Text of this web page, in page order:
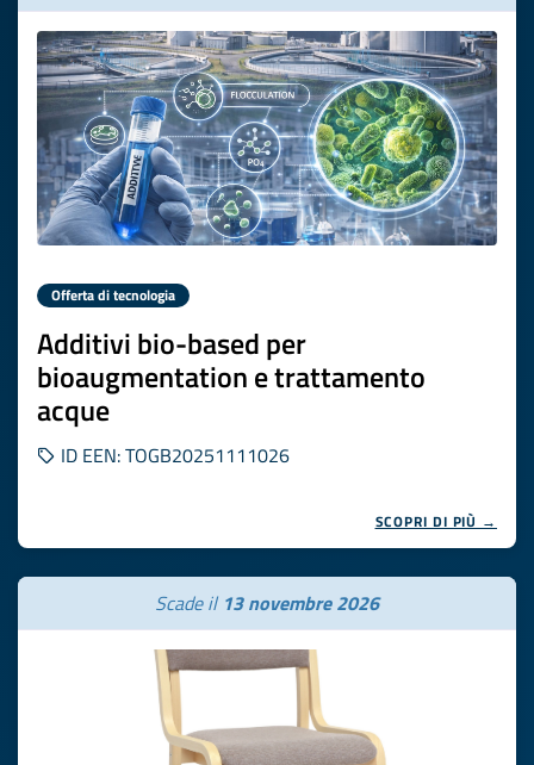
Offerta di tecnologia
Additivi bio-based per
bioaugmentation e trattamento
acque
ID EEN: TOGB20251111026
SCOPRI DI PIÙ →
Scade il 13 novembre 2026